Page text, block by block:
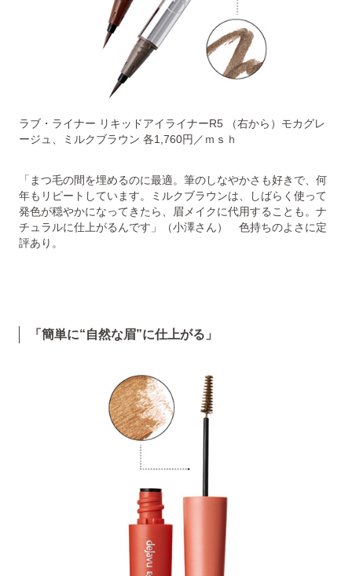
ラブ・ライナー リキッドアイライナーR5 （右から）モカグレ
ージュ、ミルクブラウン 各1,760円／ｍｓｈ
「まつ毛の間を埋めるのに最適。筆のしなやかさも好きで、何
年もリピートしています。ミルクブラウンは、しばらく使って
発色が穏やかになってきたら、眉メイクに代用することも。ナ
チュラルに仕上がるんです」（小澤さん） 色持ちのよさに定
評あり。
「簡単に“自然な眉”に仕上がる」